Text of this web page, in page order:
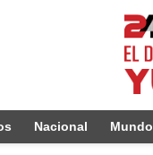
Nacional Mundo